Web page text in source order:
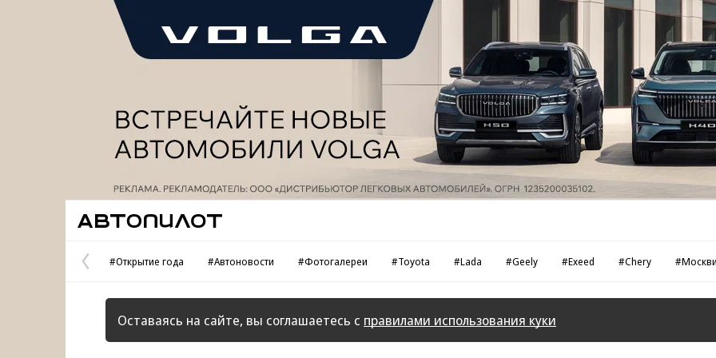
Предыдущая
страница
#Открытие года #Автоновости #Фотогалереи #Toyota #Lada #Geely #Exeed #Chery
Оставаясь на сайте, вы соглашаетесь с правилами использования куки